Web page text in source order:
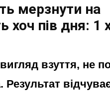
мерзнути на
хоч пів дня: 1
взуття, не
Результат